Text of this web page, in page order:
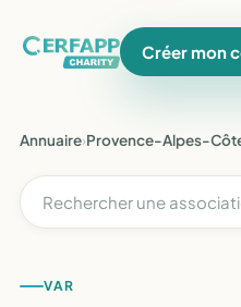
Créer mon
Annuaire›Provence-Alpes-
VAR